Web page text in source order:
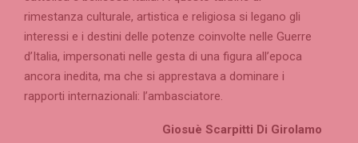
rimestanza culturale, artistica e religiosa si legano gli
interessi e i destini delle potenze coinvolte nelle Guerre
d’Italia, impersonati nelle gesta di una figura all’epoca
ancora inedita, ma che si apprestava a dominare i
rapporti internazionali: l’ambasciatore.
Giosuè Scarpitti Di Girolamo